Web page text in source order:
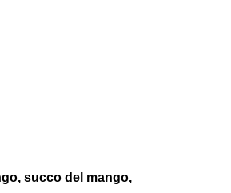
succo del mango,